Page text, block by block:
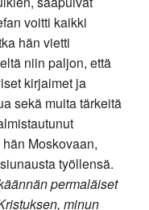
voitti kaikki
hän vietti
niin paljon, että
kirjaimet ja
sekä muita tärkeitä
Moskovaan,
työllensä.
permaläiset
minun